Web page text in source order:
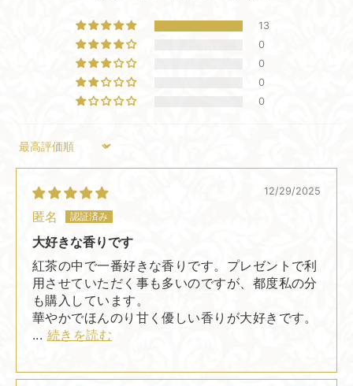
13
0
0
0
0
Sort by
12/29/2025
匿名
大好きな香りです
紅茶の中で一番好きな香りです。プレゼントで利
用させていただく事も多いのですが、都度私の分
も購入しています。
華やかでほんのり甘く優しい香りが大好きです。
... 続きを読む